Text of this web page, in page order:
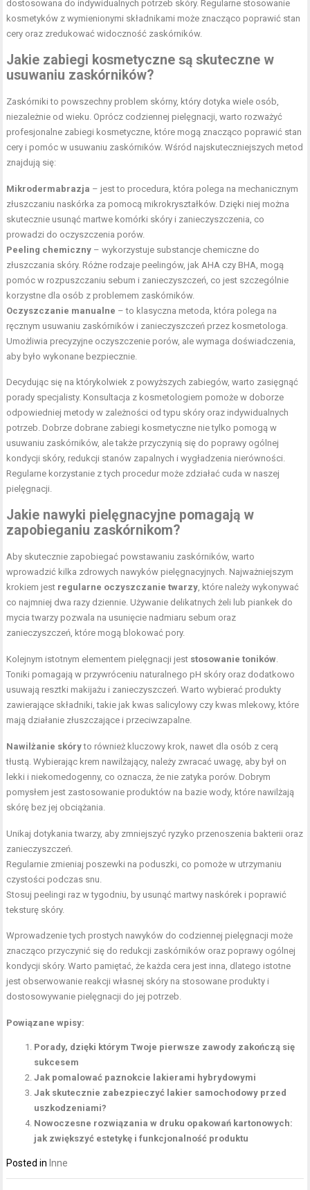
dostosowana do indywidualnych potrzeb skóry. Regularne stosowanie
kosmetyków z wymienionymi składnikami może znacząco poprawić stan
cery oraz zredukować widoczność zaskórników.
Jakie zabiegi kosmetyczne są skuteczne w
usuwaniu zaskórników?
Zaskórniki to powszechny problem skórny, który dotyka wiele osób,
niezależnie od wieku. Oprócz codziennej pielęgnacji, warto rozważyć
profesjonalne zabiegi kosmetyczne, które mogą znacząco poprawić stan
cery i pomóc w usuwaniu zaskórników. Wśród najskuteczniejszych metod
znajdują się:
Mikrodermabrazja – jest to procedura, która polega na mechanicznym
złuszczaniu naskórka za pomocą mikrokryształków. Dzięki niej można
skutecznie usunąć martwe komórki skóry i zanieczyszczenia, co
prowadzi do oczyszczenia porów.
Peeling chemiczny – wykorzystuje substancje chemiczne do
złuszczania skóry. Różne rodzaje peelingów, jak AHA czy BHA, mogą
pomóc w rozpuszczaniu sebum i zanieczyszczeń, co jest szczególnie
korzystne dla osób z problemem zaskórników.
Oczyszczanie manualne – to klasyczna metoda, która polega na
ręcznym usuwaniu zaskórników i zanieczyszczeń przez kosmetologa.
Umożliwia precyzyjne oczyszczenie porów, ale wymaga doświadczenia,
aby było wykonane bezpiecznie.
Decydując się na którykolwiek z powyższych zabiegów, warto zasięgnąć
porady specjalisty. Konsultacja z kosmetologiem pomoże w doborze
odpowiedniej metody w zależności od typu skóry oraz indywidualnych
potrzeb. Dobrze dobrane zabiegi kosmetyczne nie tylko pomogą w
usuwaniu zaskórników, ale także przyczynią się do poprawy ogólnej
kondycji skóry, redukcji stanów zapalnych i wygładzenia nierówności.
Regularne korzystanie z tych procedur może zdziałać cuda w naszej
pielęgnacji.
Jakie nawyki pielęgnacyjne pomagają w
zapobieganiu zaskórnikom?
Aby skutecznie zapobiegać powstawaniu zaskórników, warto
wprowadzić kilka zdrowych nawyków pielęgnacyjnych. Najważniejszym
krokiem jest regularne oczyszczanie twarzy, które należy wykonywać
co najmniej dwa razy dziennie. Używanie delikatnych żeli lub piankek do
mycia twarzy pozwala na usunięcie nadmiaru sebum oraz
zanieczyszczeń, które mogą blokować pory.
Kolejnym istotnym elementem pielęgnacji jest stosowanie toników.
Toniki pomagają w przywróceniu naturalnego pH skóry oraz dodatkowo
usuwają resztki makijażu i zanieczyszczeń. Warto wybierać produkty
zawierające składniki, takie jak kwas salicylowy czy kwas mlekowy, które
mają działanie złuszczające i przeciwzapalne.
Nawilżanie skóryto również kluczowy krok, nawet dla osób z cerą
tłustą. Wybierając krem nawilżający, należy zwracać uwagę, aby był on
lekki i niekomedogenny, co oznacza, że nie zatyka porów. Dobrym
pomysłem jest zastosowanie produktów na bazie wody, które nawilżają
skórę bez jej obciążania.
Unikaj dotykania twarzy, aby zmniejszyć ryzyko przenoszenia bakterii oraz
zanieczyszczeń.
Regularnie zmieniaj poszewki na poduszki, co pomoże w utrzymaniu
czystości podczas snu.
Stosuj peelingi raz w tygodniu, by usunąć martwy naskórek i poprawić
teksturę skóry.
Wprowadzenie tych prostych nawyków do codziennej pielęgnacji może
znacząco przyczynić się do redukcji zaskórników oraz poprawy ogólnej
kondycji skóry. Warto pamiętać, że każda cera jest inna, dlatego istotne
jest obserwowanie reakcji własnej skóry na stosowane produkty i
dostosowywanie pielęgnacji do jej potrzeb.
Powiązane wpisy:
Porady, dzięki którym Twoje pierwsze zawody zakończą się
sukcesem
Jak pomalować paznokcie lakierami hybrydowymi
Jak skutecznie zabezpieczyć lakier samochodowy przed
uszkodzeniami?
Nowoczesne rozwiązania w druku opakowań kartonowych:
jak zwiększyć estetykę i funkcjonalność produktu
Posted in Inne